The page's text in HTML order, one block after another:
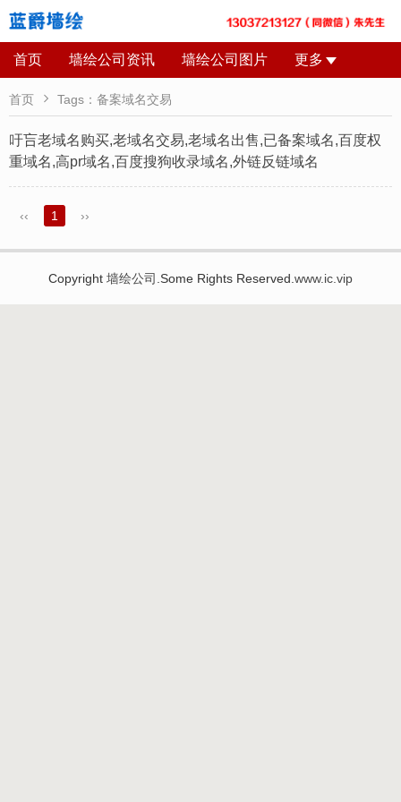
首页 墙绘公司资讯 墙绘公司图片 更多
首页  Tags：备案域名交易
吁吂老域名购买,老域名交易,老域名出售,已备案域名,百度权
重域名,高pr域名,百度搜狗收录域名,外链反链域名
‹‹ 1 ››
Copyright 墙绘公司 .Some Rights Reserved. www.ic.vip